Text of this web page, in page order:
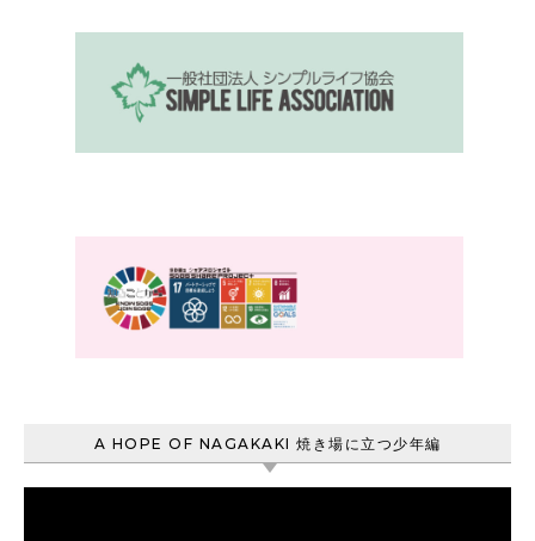
A HOPE OF NAGAKAKI 焼き場に立つ少年編